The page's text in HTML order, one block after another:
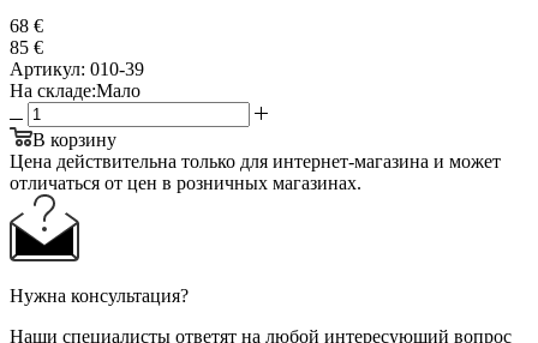
68 €
85 €
Артикул: 010-39
На складе:Мало
В корзину
Цена действительна только для интернет-магазина и может
отличаться от цен в розничных магазинах.
Нужна консультация?
Наши специалисты ответят на любой интересующий вопрос